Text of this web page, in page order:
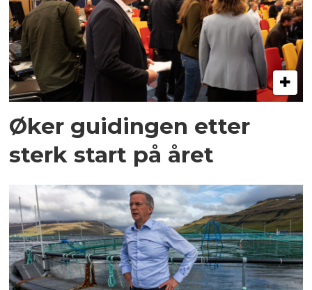
Øker guidingen etter
sterk start på året